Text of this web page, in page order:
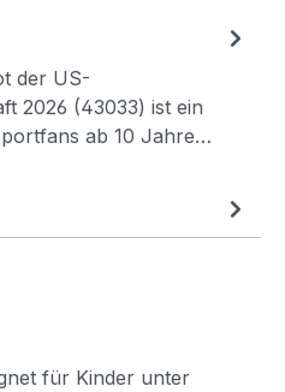
der US-
2026 (43033) ist ein
ab 10 Jahre…
für Kinder unter